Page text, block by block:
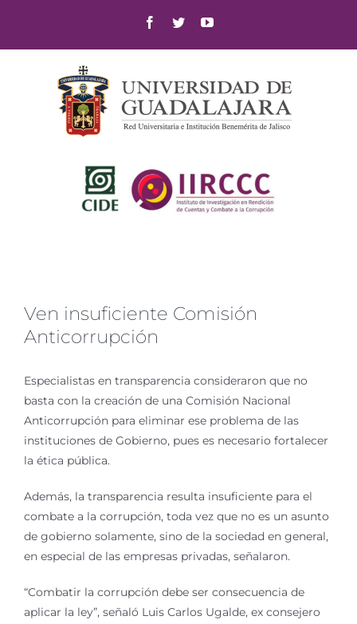
content
Facebook
TwitterYouTube
Ven insuficiente Comisión
Anticorrupción
Especialistas en transparencia consideraron que no
basta con la creación de una Comisión Nacional
Anticorrupción para eliminar ese problema de las
instituciones de Gobierno, pues es necesario fortalecer
la ética pública.
Además, la transparencia resulta insuficiente para el
combate a la corrupción, toda vez que no es un asunto
de gobierno solamente, sino de la sociedad en general,
en especial de las empresas privadas, señalaron.
“Combatir la corrupción debe ser consecuencia de
aplicar la ley”, señaló Luis Carlos Ugalde, ex consejero